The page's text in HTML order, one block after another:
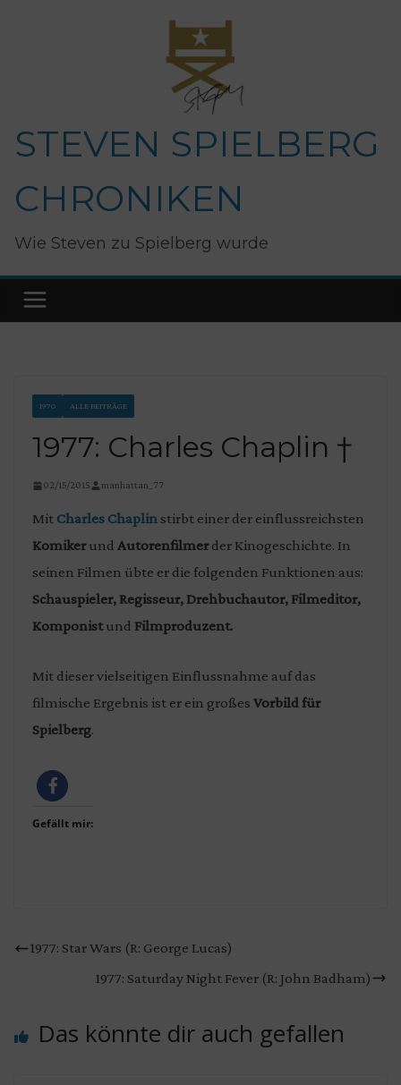
STEVEN SPIELBERG
CHRONIKEN
Wie Steven zu Spielberg wurde
1970 ALLE BEITRÄGE
1977: Charles Chaplin †
02/15/2015 manhattan_77
Mit Charles Chaplin stirbt einer der einflussreichsten
Komikerund Autorenfilmerder Kinogeschichte. In
seinen Filmen übte er die folgenden Funktionen aus:
Schauspieler, Regisseur, Drehbuchautor, Filmeditor,
Komponistund Filmproduzent.
Mit dieser vielseitigen Einflussnahme auf das
filmische Ergebnis ist er ein großes Vorbild für
Spielberg.
Gefällt mir:
1977: Star Wars (R: George Lucas)
1977: Saturday Night Fever (R: John Badham)
Das könnte dir auch gefallen